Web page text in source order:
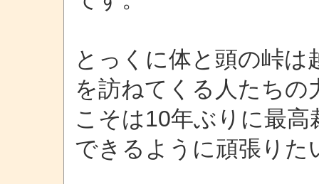
とっくに体と頭の峠
を訪ねてくる人たち
こそは10年ぶりに最
できるように頑張りた